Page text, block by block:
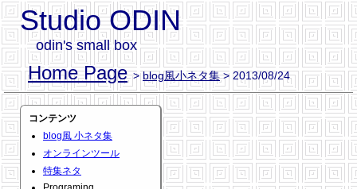
Studio ODIN
odin's small box
Home Page >blog風小ネタ集> 2013/08/24
コンテンツ
blog風 小ネタ集
オンラインツール
特集ネタ